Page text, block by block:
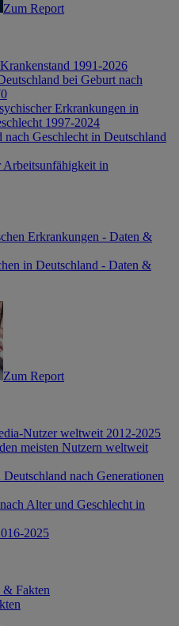
Zum Report
1991-2026
bei Geburt nach
Erkrankungen in
1997-2024
Geschlecht in Deutschland
in
Erkrankungen - Daten &
in Deutschland - Daten &
Zum Report
Nutzer weltweit 2012-2025
meisten Nutzern weltweit
nach Generationen
Alter und Geschlecht in
2025
& Fakten